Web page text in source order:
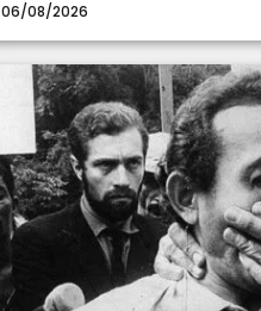
06/08/2026